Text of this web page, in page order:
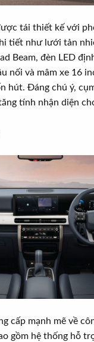
tái thiết kế với
tiết như lưới tản
Beam, đèn LED
nối và mâm xe 16
hút. Đáng chú ý,
tính nhận diện
cấp mạnh mẽ về
gồm hệ thống hỗ